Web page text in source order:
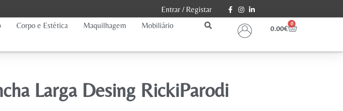
Entrar/ Registar
Corpo e Estética Maquilhagem Mobiliário 0.00€
0
Larga Desing RickiParodi